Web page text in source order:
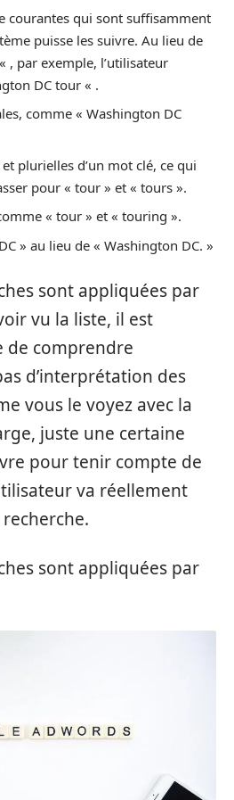
courantes qui sont suffisamment
puisse les suivre. Au lieu de
, par exemple, l’utilisateur
DC tour « .
comme « Washington DC
plurielles d’un mot clé, ce qui
pour « tour » et « tours ».
« tour » et « touring ».
» au lieu de « Washington DC. »
sont appliquées par
vu la liste, il est
de comprendre
d’interprétation des
vous le voyez avec la
juste une certaine
pour tenir compte de
va réellement
sont appliquées par